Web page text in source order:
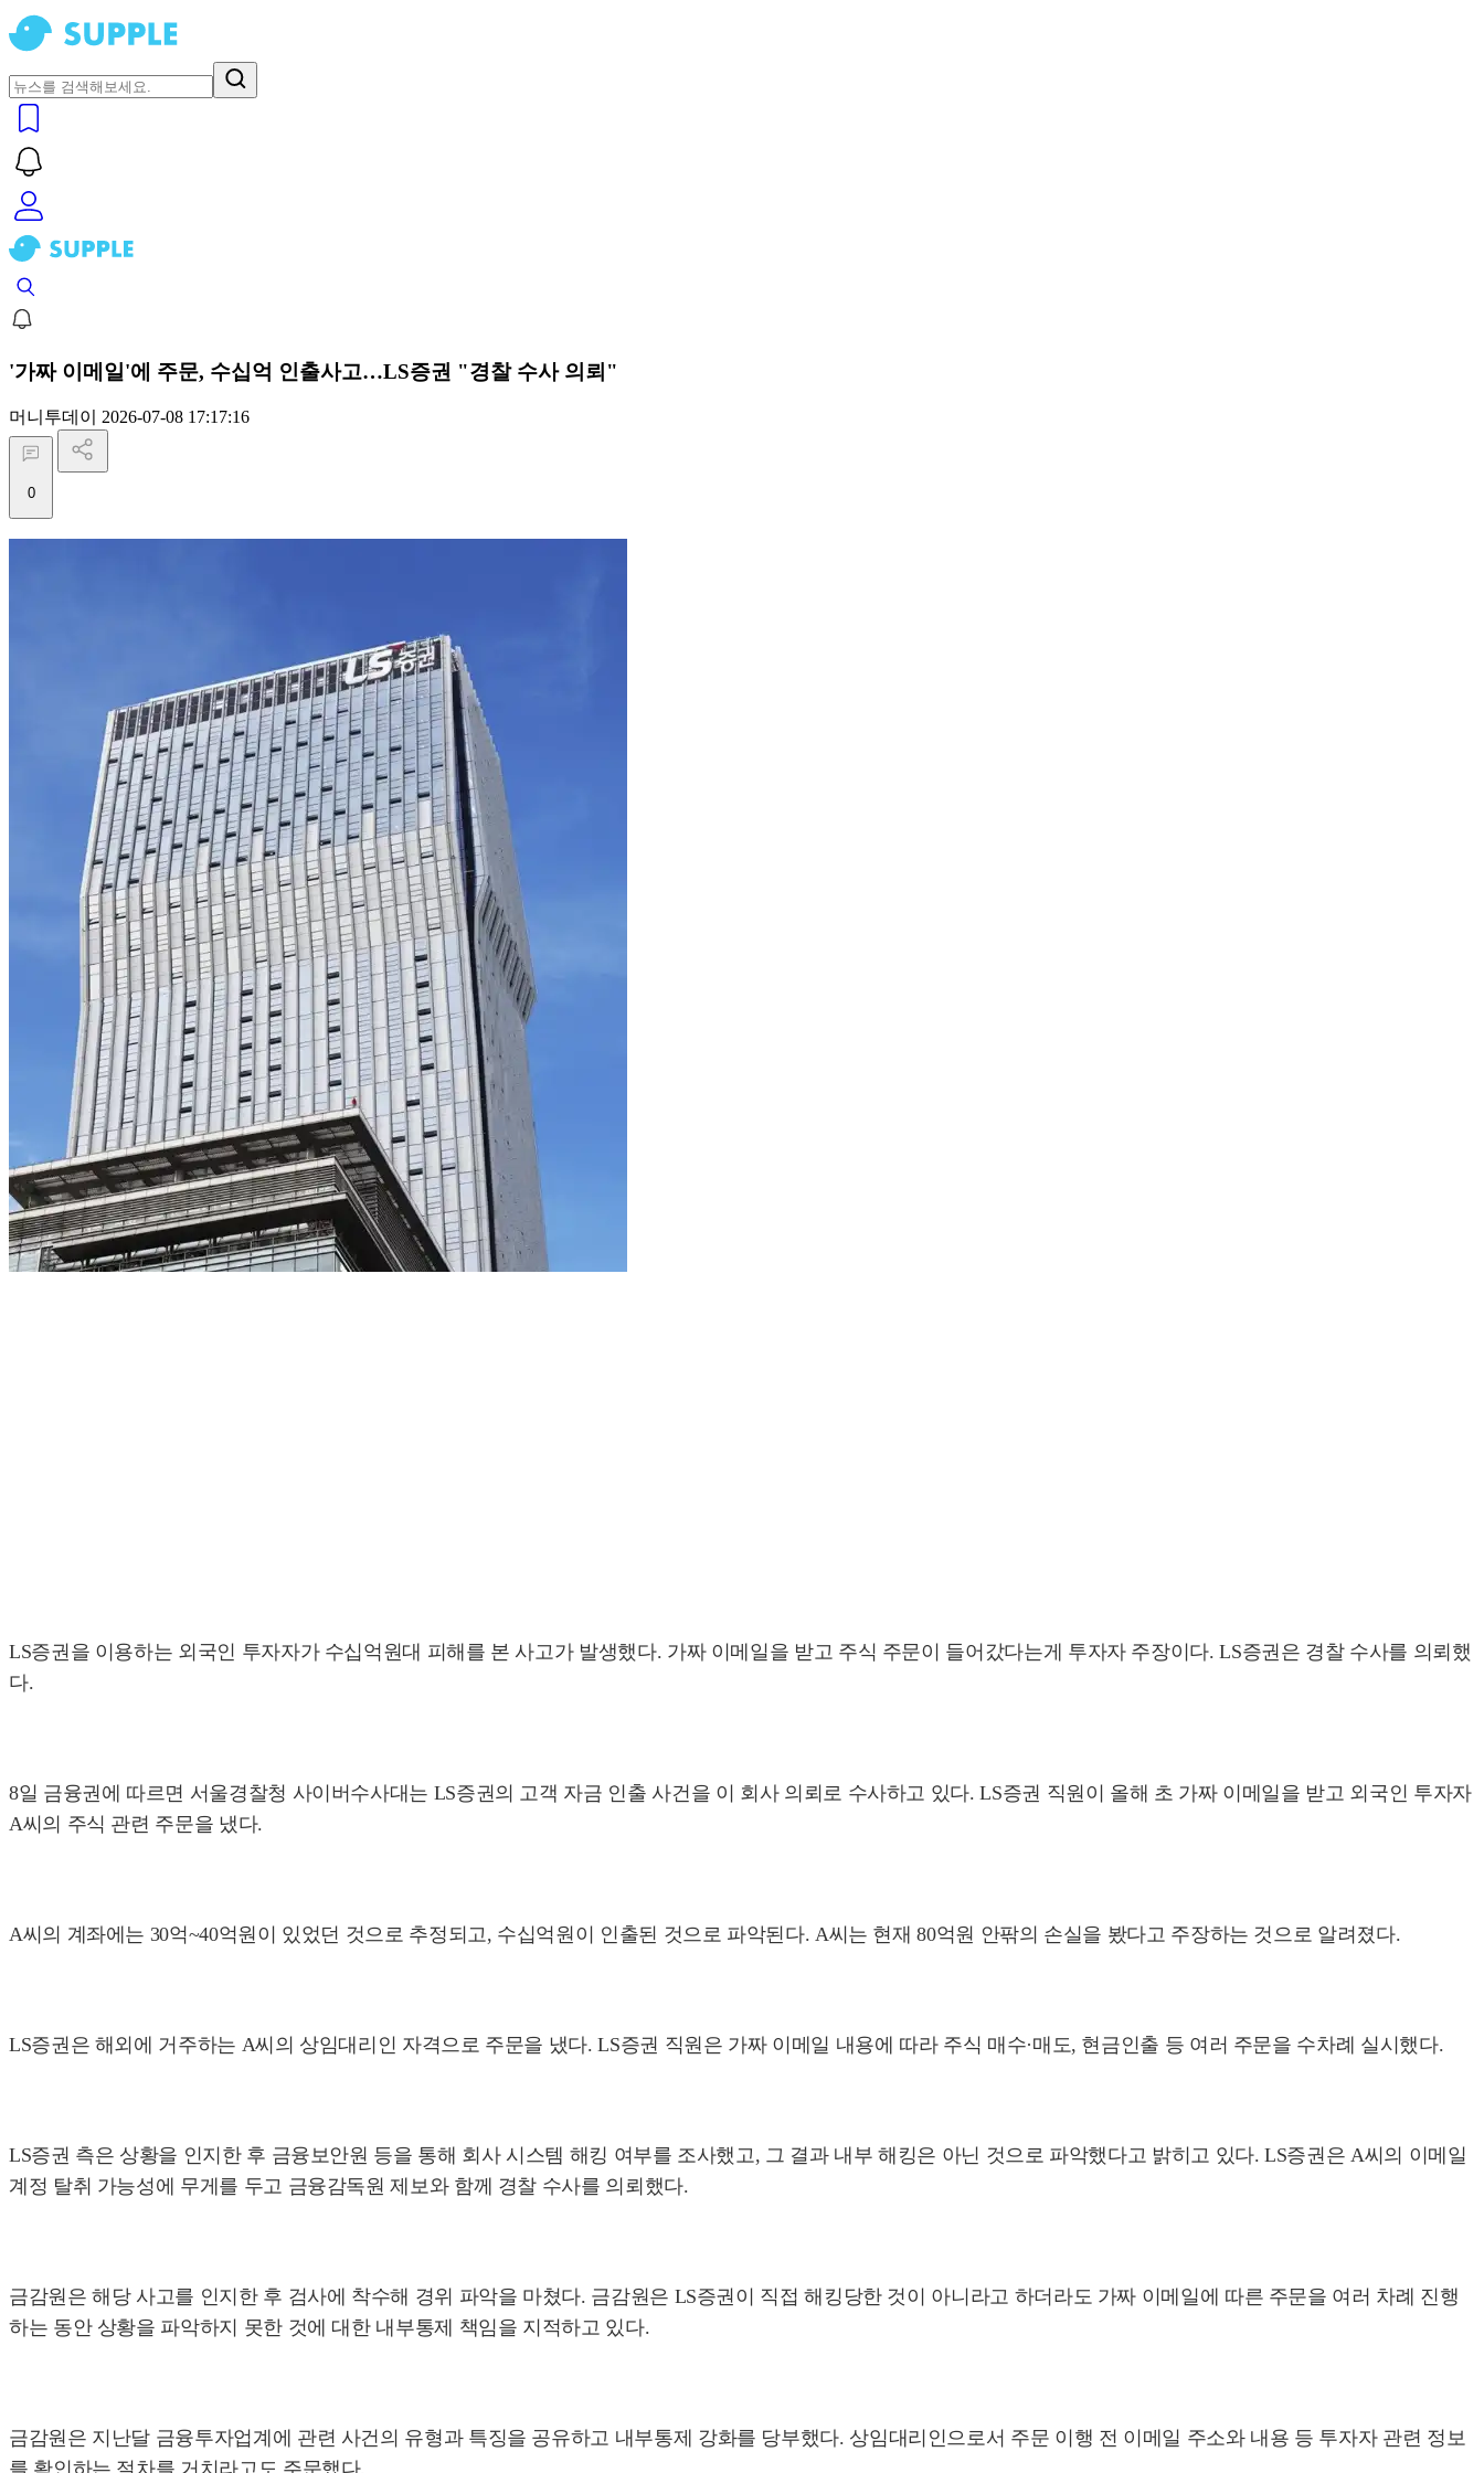
'가짜 이메일'에 주문, 수십억 인출사고…LS증권 "경찰 수사 의뢰"
머니투데이 2026-07-08 17:17:16
0
LS증권을 이용하는 외국인 투자자가 수십억원대 피해를 본 사고가 발생했다. 가짜 이메일을 받고 주식 주문이 들어갔다는게 투자자 주장이다. LS증권은 경찰 수사를 의뢰했
다.
8일 금융권에 따르면 서울경찰청 사이버수사대는 LS증권의 고객 자금 인출 사건을 이 회사 의뢰로 수사하고 있다. LS증권 직원이 올해 초 가짜 이메일을 받고 외국인 투자자
A씨의 주식 관련 주문을 냈다.
A씨의 계좌에는 30억~40억원이 있었던 것으로 추정되고, 수십억원이 인출된 것으로 파악된다. A씨는 현재 80억원 안팎의 손실을 봤다고 주장하는 것으로 알려졌다.
LS증권은 해외에 거주하는 A씨의 상임대리인 자격으로 주문을 냈다. LS증권 직원은 가짜 이메일 내용에 따라 주식 매수·매도, 현금인출 등 여러 주문을 수차례 실시했다.
LS증권 측은 상황을 인지한 후 금융보안원 등을 통해 회사 시스템 해킹 여부를 조사했고, 그 결과 내부 해킹은 아닌 것으로 파악했다고 밝히고 있다. LS증권은 A씨의 이메일
계정 탈취 가능성에 무게를 두고 금융감독원 제보와 함께 경찰 수사를 의뢰했다.
금감원은 해당 사고를 인지한 후 검사에 착수해 경위 파악을 마쳤다. 금감원은 LS증권이 직접 해킹당한 것이 아니라고 하더라도 가짜 이메일에 따른 주문을 여러 차례 진행
하는 동안 상황을 파악하지 못한 것에 대한 내부통제 책임을 지적하고 있다.
금감원은 지난달 금융투자업계에 관련 사건의 유형과 특징을 공유하고 내부통제 강화를 당부했다. 상임대리인으로서 주문 이행 전 이메일 주소와 내용 등 투자자 관련 정보